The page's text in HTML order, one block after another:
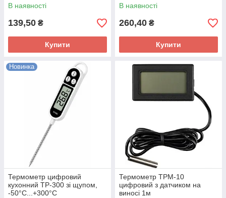
В наявності
139,50 ₴
Купити
В наявності
260,40 ₴
Купити
Новинка
Термометр цифровий
кухонний TP-300 зі щупом,
-50°C...+300°C
Термометр TPM-10
цифровий з датчиком на
виносі 1м